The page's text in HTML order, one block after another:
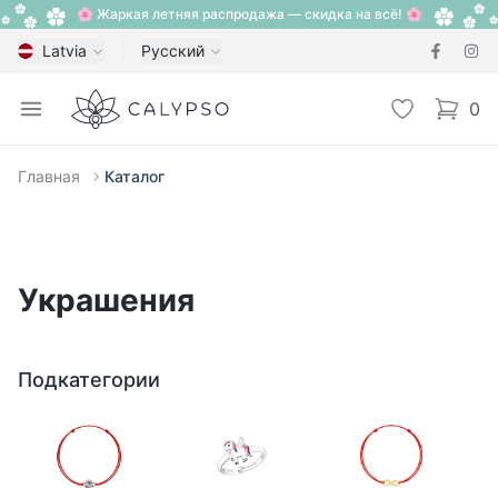
🌸 Жаркая летняя распродажа — скидка на всё! 🌸
Latvia Русский
Open menu
Calypso Избранное
0
items
Главная Каталог
Украшения
Подкатегории